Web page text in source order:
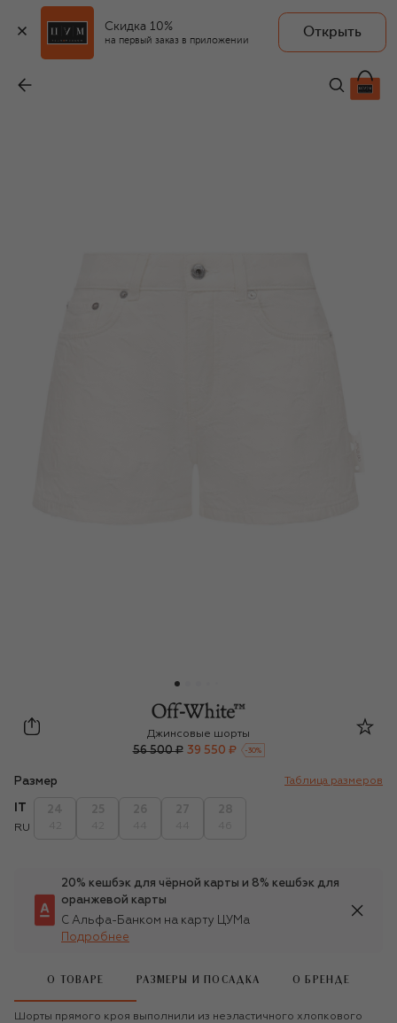
Скидка 10%
на первый заказ в приложении
Открыть
39 550 ₽
Off-White
Джинсовые шорты
56 500 ₽ 39 550 ₽ -30%
Размер Таблица размеров
RU
20% кешбэк для чёрной карты и 8% кешбэк для
оранжевой карты
С Альфа-Банком на карту ЦУМа
Подробнее
О ТОВАРЕ РАЗМЕРЫ И ПОСАДКА О БРЕНДЕ
Шорты прямого кроя выполнили из неэластичного хлопкового